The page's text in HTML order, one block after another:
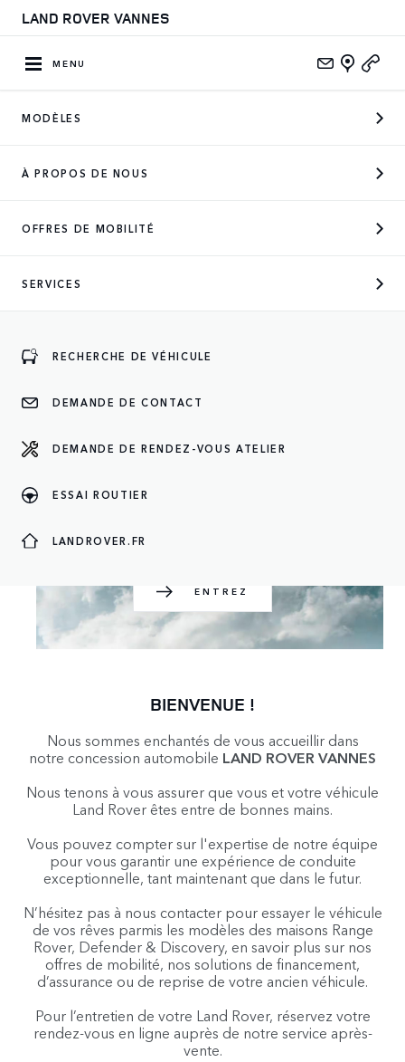
LAND ROVER VANNES
MENU
MODÈLES
À PROPOS DE NOUS
OFFRES DE MOBILITÉ
SERVICES
RECHERCHE DE VÉHICULE
DEMANDE DE CONTACT
DEMANDE DE RENDEZ-VOUS ATELIER
ESSAI ROUTIER
LANDROVER.FR
DES MARQUES SUIVANTES
ENTREZ
BIENVENUE !
Nous sommes enchantés de vous accueillir dans
notre concession automobile LAND ROVER VANNES
Nous tenons à vous assurer que vous et votre véhicule
Land Rover êtes entre de bonnes mains.
Vous pouvez compter sur l'expertise de notre équipe
pour vous garantir une expérience de conduite
exceptionnelle, tant maintenant que dans le futur.
N’hésitez pas à nous contacter pour essayer le véhicule
de vos rêves parmis les modèles des maisons Range
Rover, Defender & Discovery, en savoir plus sur nos
offres de mobilité, nos solutions de financement,
d’assurance ou de reprise de votre ancien véhicule.
Pour l’entretien de votre Land Rover, réservez votre
rendez-vous en ligne auprès de notre service après-
vente.